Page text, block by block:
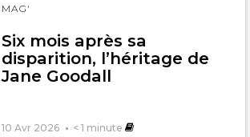
MAG'
Six mois après sa
disparition, l’héritage de
Jane Goodall
10 Avr 2026 < 1 minute